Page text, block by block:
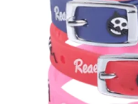
Super Ofertas
Contacto